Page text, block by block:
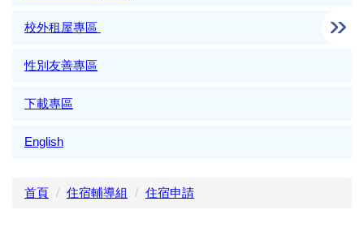
校外租屋專區
性別友善專區
下載專區
English
首頁 住宿輔導組 住宿申請